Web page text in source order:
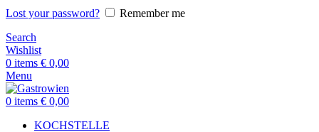
Lost your password?
Remember me
Search
Wishlist
0 items € 0,00
Menu
0 items € 0,00
KOCHSTELLE